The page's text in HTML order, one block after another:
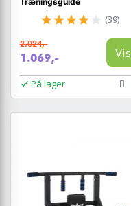
(39)
2.024,-
1.069,- Vis
På lager